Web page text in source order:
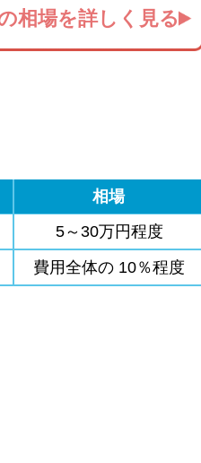
相場を詳しく見る
相場
5～30万円程度
費用全体の 10％程度